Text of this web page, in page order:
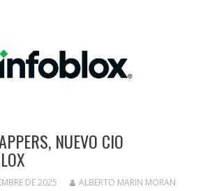
NUEVO CIO
DE 2025
ALBERTO MARIN MORAN